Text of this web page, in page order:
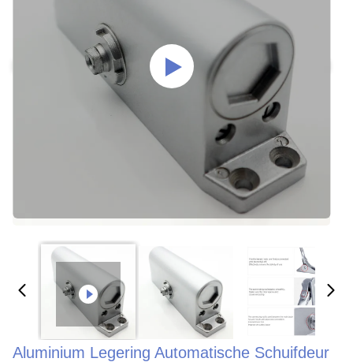
Aluminium Legering Automatische Schuifdeur